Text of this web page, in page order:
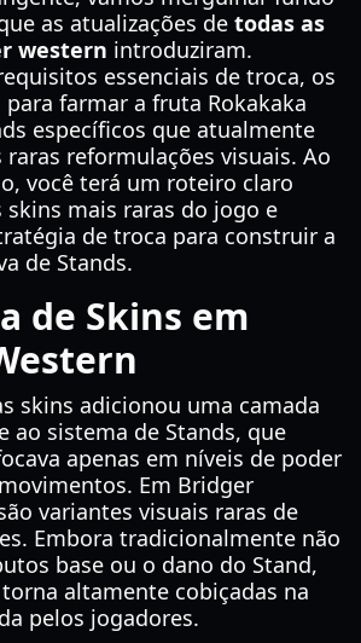
as atualizações de todas as
western introduziram.
essenciais de troca, os
farmar a fruta Rokakaka
específicos que atualmente
reformulações visuais. Ao
você terá um roteiro claro
skins mais raras do jogo e
de troca para construir a
de Stands.
de Skins em
skins adicionou uma camada
ao sistema de Stands, que
apenas em níveis de poder
Em Bridger
variantes visuais raras de
Embora tradicionalmente não
base ou o dano do Stand,
altamente cobiçadas na
pelos jogadores.